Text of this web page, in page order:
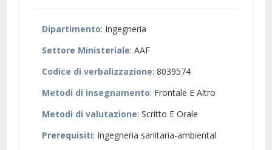
Dipartimento: Ingegneria
Settore Ministeriale: AAF
Codice di verbalizzazione: 8039574
Metodi di insegnamento: Frontale E Altro
Metodi di valutazione: Scritto E Orale
Prerequisiti: Ingegneria sanitaria-ambiental